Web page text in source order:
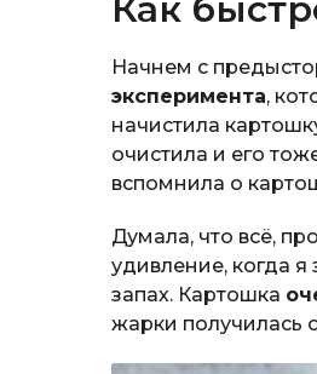
Как
Начнем с
эксперимента,
начистила
очистила и его
вспомнила о
Думала, что всё,
удивление, когда
запах. Картошка
жарки получилась